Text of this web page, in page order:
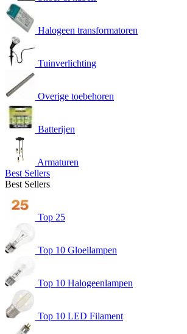
Halogeen transformatoren
Tuinverlichting
Overige toebehoren
Batterijen
Armaturen
Best Sellers
Best Sellers
Top 25
Top 10 Gloeilampen
Top 10 Halogeenlampen
Top 10 LED Filament